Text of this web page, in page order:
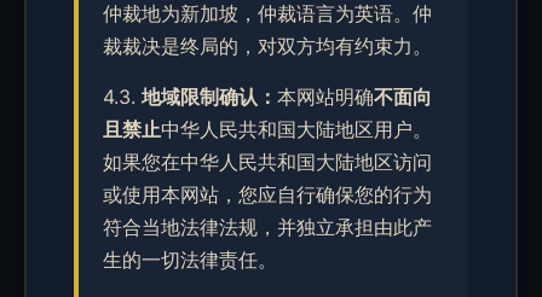
仲裁地为新加坡，仲裁语言为英语。仲
裁裁决是终局的，对双方均有约束力。
4.3. 地域限制确认： 本网站明确不面向
且禁止中华人民共和国大陆地区用户。
如果您在中华人民共和国大陆地区访问
或使用本网站，您应自行确保您的行为
符合当地法律法规，并独立承担由此产
生的一切法律责任。